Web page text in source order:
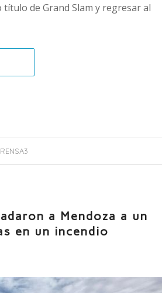
de Grand Slam y regresar al
a Mendoza a un
en un incendio